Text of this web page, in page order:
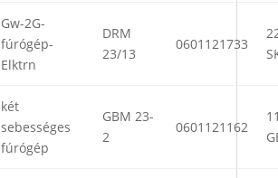
Gw-2G-
fúrógép-
Elktrn
DRM
23/13
0601121733
két
sebességes
fúrógép
GBM 23-
2
0601121162